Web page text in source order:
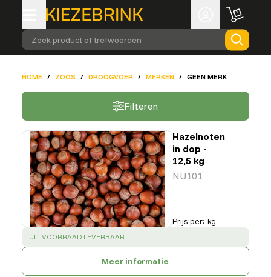
Zoek product of trefwoorden
HOME / ZOOS / DROOGVOER / MERKEN / GEEN MERK
Filteren
Hazelnoten
in dop -
12,5 kg
NU101
Prijs per: kg
SUCCESS:
UIT VOORRAAD LEVERBAAR
Meer informatie